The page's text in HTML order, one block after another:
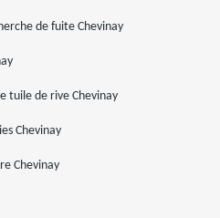
de fuite Chevinay
tuile de rive Chevinay
Chevinay
Chevinay